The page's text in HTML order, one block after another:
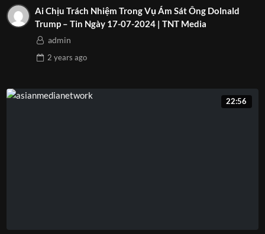
Ai Chịu Trách Nhiệm Trong Vụ Ám Sát Ông Dolnald
Trump – Tin Ngày 17-07-2024 | TNT Media
admin
2 years ago
22:56